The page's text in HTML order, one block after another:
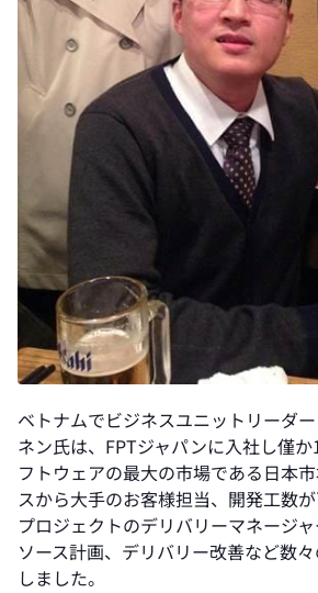
ベトナムでビジネスユニットリーダー
ネン氏は、FPTジャパンに入社し僅
フトウェアの最大の市場である日本
スから大手のお客様担当、開発工数
プロジェクトのデリバリーマネージ
ソース計画、デリバリー改善など数
しました。